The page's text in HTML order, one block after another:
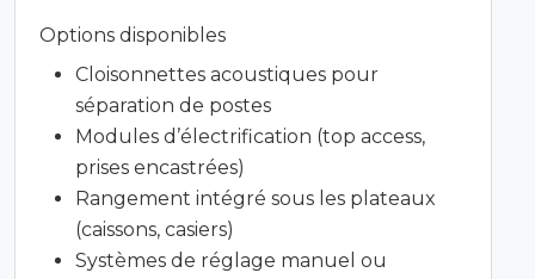
Options disponibles
Cloisonnettes acoustiques pour
séparation de postes
Modules d’électrification (top access,
prises encastrées)
Rangement intégré sous les plateaux
(caissons, casiers)
Systèmes de réglage manuel ou